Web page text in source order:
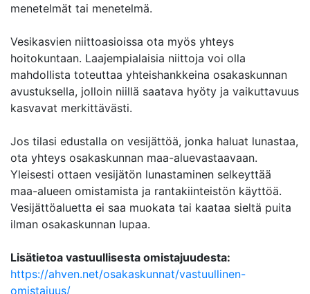
menetelmät tai menetelmä.
Vesikasvien niittoasioissa ota myös yhteys
hoitokuntaan. Laajempialaisia niittoja voi olla
mahdollista toteuttaa yhteishankkeina osakaskunnan
avustuksella, jolloin niillä saatava hyöty ja vaikuttavuus
kasvavat merkittävästi.
Jos tilasi edustalla on vesijättöä, jonka haluat lunastaa,
ota yhteys osakaskunnan maa-aluevastaavaan.
Yleisesti ottaen vesijätön lunastaminen selkeyttää
maa-alueen omistamista ja rantakiinteistön käyttöä.
Vesijättöaluetta ei saa muokata tai kaataa sieltä puita
ilman osakaskunnan lupaa.
Lisätietoa vastuullisesta omistajuudesta:
https://ahven.net/osakaskunnat/vastuullinen-
omistajuus/